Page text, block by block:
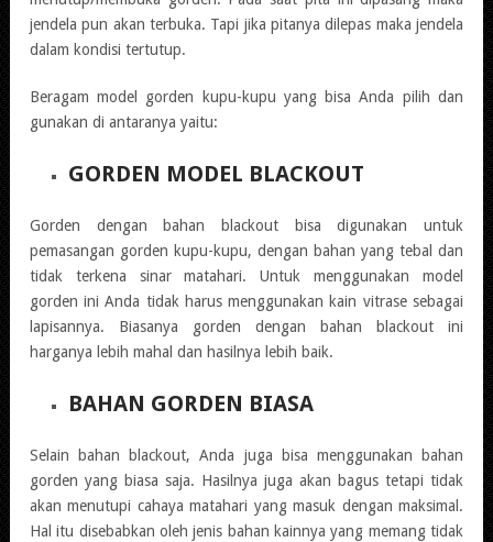
jendela pun akan terbuka. Tapi jika pitanya dilepas maka jendela
dalam kondisi tertutup.
Beragam model gorden kupu-kupu yang bisa Anda pilih dan
gunakan di antaranya yaitu:
GORDEN MODEL BLACKOUT
Gorden dengan bahan blackout bisa digunakan untuk
pemasangan gorden kupu-kupu, dengan bahan yang tebal dan
tidak terkena sinar matahari. Untuk menggunakan model
gorden ini Anda tidak harus menggunakan kain vitrase sebagai
lapisannya. Biasanya gorden dengan bahan blackout ini
harganya lebih mahal dan hasilnya lebih baik.
BAHAN GORDEN BIASA
Selain bahan blackout, Anda juga bisa menggunakan bahan
gorden yang biasa saja. Hasilnya juga akan bagus tetapi tidak
akan menutupi cahaya matahari yang masuk dengan maksimal.
Hal itu disebabkan oleh jenis bahan kainnya yang memang tidak